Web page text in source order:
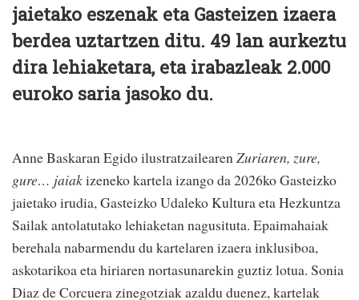
jaietako eszenak eta Gasteizen izaera
berdea uztartzen ditu. 49 lan aurkeztu
dira lehiaketara, eta irabazleak 2.000
euroko saria jasoko du.
Anne Baskaran Egido ilustratzailearenZuriaren, zure,
gure… jaiakizeneko kartela izango da 2026ko Gasteizko
jaietako irudia, Gasteizko Udaleko Kultura eta Hezkuntza
Sailak antolatutako lehiaketan nagusituta. Epaimahaiak
berehala nabarmendu du kartelaren izaera inklusiboa,
askotarikoa eta hiriaren nortasunarekin guztiz lotua. Sonia
Diaz de Corcuera zinegotziak azaldu duenez, kartelak